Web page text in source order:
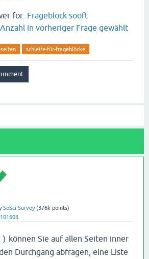
for: Frageblock sooft
in vorheriger Frage gewählt
schleife-für-frageblöcke
SoSci Survey (376k points)
können Sie auf allen Seiten inner
Durchgang abfragen, eine Liste